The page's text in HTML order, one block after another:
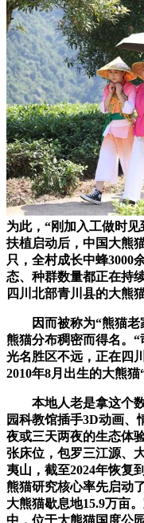
为此，“刚加入工做时
扶植启动后，中国大熊
只，全村成长中蜂3000
态、种群数量都正在持
四川北部青川县的大熊
因而被称为“熊猫老
熊猫分布稠密而得名。
光名胜区不远，正在四
2010年8月出生的大熊猫
本地人老是拿这个数
园科教馆插手3D动画、
夜或三天两夜的生态体
张床位，包罗三江源、
夷山，截至2024年恢复
熊猫研究核心率先启动
大熊猫歇息地15.9万亩
中，位于大熊猫国度公